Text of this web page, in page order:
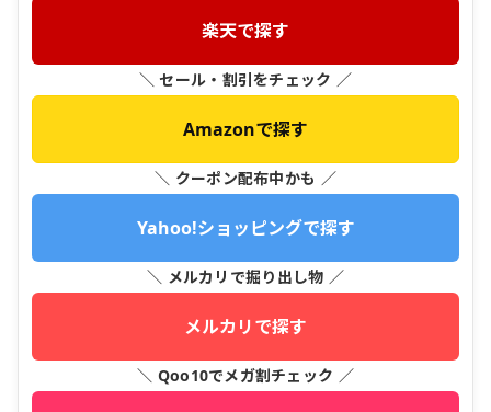
楽天で探す
＼ セール・割引をチェック ／
Amazonで探す
＼ クーポン配布中かも ／
Yahoo!ショッピングで探す
＼ メルカリで掘り出し物 ／
メルカリで探す
＼ Qoo10でメガ割チェック ／